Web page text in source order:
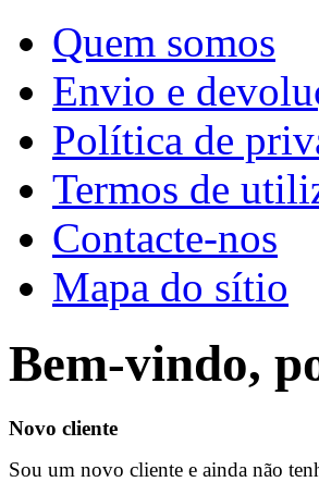
Quem somos
Envio e
Política de
Termos de
Contacte-nos
Mapa do sítio
Bem-vindo,
Novo cliente
Sou um novo cliente e ainda não